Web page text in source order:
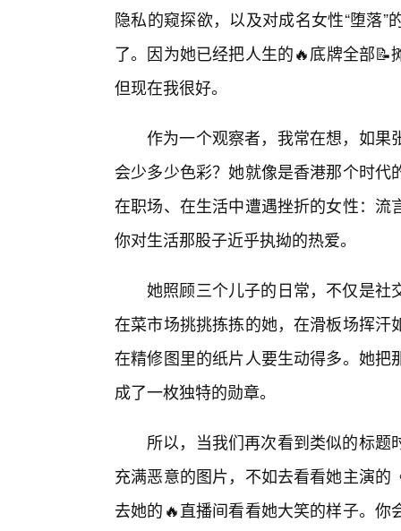
隐私的窥探欲，以及对成名女性“堕落
了。因为她已经把人生的🔥底牌全部
但现在我很好。
作为一个观察者，我常在想，如果
会少多少色彩？她就像是香港那个时
在职场、在生活中遭遇挫折的女性：
你对生活那股子近乎执拗的热爱。
她照顾三个儿子的日常，不仅是社
在菜市场挑挑拣拣的她，在滑板场挥
在精修图里的纸片人要生动得多。她
成了一枚独特的勋章。
所以，当我们再次看到类似的标
充满恶意的图片，不如去看看她主演
去她的🔥直播间看看她大笑的样子。